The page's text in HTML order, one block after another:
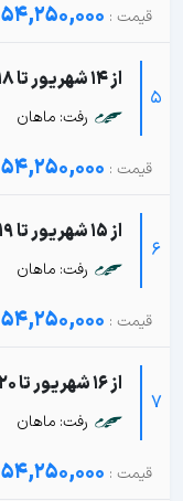
54,250,000
5
از 14 شهریور تا 18 شهریور
رفت: ماهان
54,250,000
6
از 15 شهریور تا 19 شهریور
رفت: ماهان
54,250,000
7
از 16 شهریور تا 20 شهریور
رفت: ماهان
54,250,000